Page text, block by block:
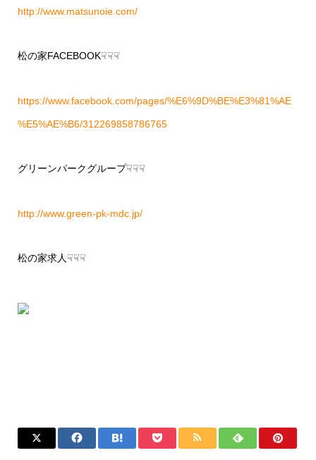
http://www.matsunoie.com/
松の家FACEBOOK☟☟☟
https://www.facebook.com/pages/%E6%9D%BE%E3%81%AE
%E5%AE%B6/312269858786765
グリーンパークグループ☟☟☟
http://www.green-pk-mdc.jp/
松の家求人☟☟☟